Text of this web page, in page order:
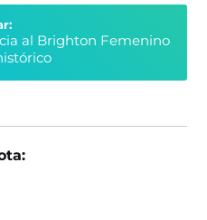
al Brighton Femenino